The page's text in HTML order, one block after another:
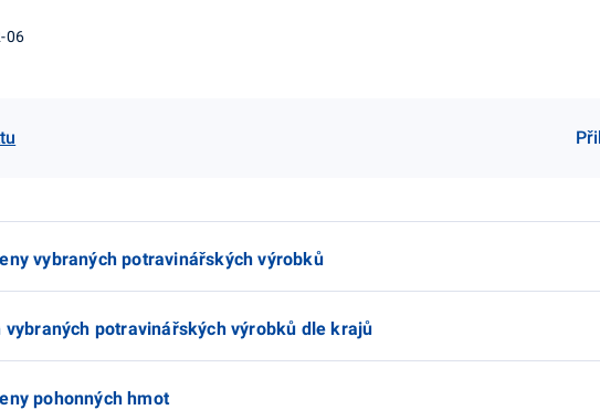
06
vybraných potravinářských výrobků
potravinářských výrobků dle krajů
pohonných hmot